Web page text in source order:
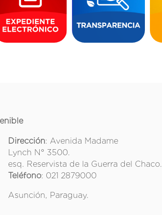
Dirección: Avenida Madame
Lynch N° 3500.
esq. Reservista de la Guerra del Chaco.
Teléfono: 021 2879000
Asunción, Paraguay.